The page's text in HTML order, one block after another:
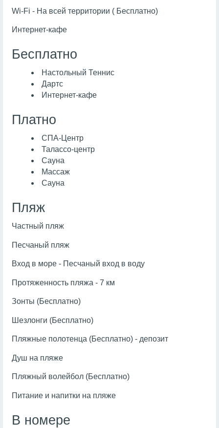
Wi-Fi - На всей территории ( Бесплатно)
Интернет-кафе
Бесплатно
Настольный Теннис
Дартс
Интернет-кафе
Платно
СПА-Центр
Талассо-центр
Сауна
Массаж
Сауна
Пляж
Частный пляж
Песчаный пляж
Вход в море - Песчаный вход в воду
Протяженность пляжа - 7 км
Зонты (Бесплатно)
Шезлонги (Бесплатно)
Пляжные полотенца (Бесплатно) - депозит
Душ на пляже
Пляжный волейбол (Бесплатно)
Питание и напитки на пляже
В номере